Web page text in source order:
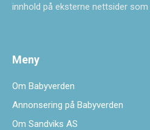
innhold på eksterne nettsider som
Meny
Om Babyverden
Annonsering på Babyverden
Om Sandviks AS